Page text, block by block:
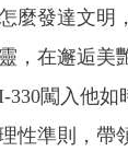
麼發達文明
，在邂逅美
闖入他如
性準則，帶